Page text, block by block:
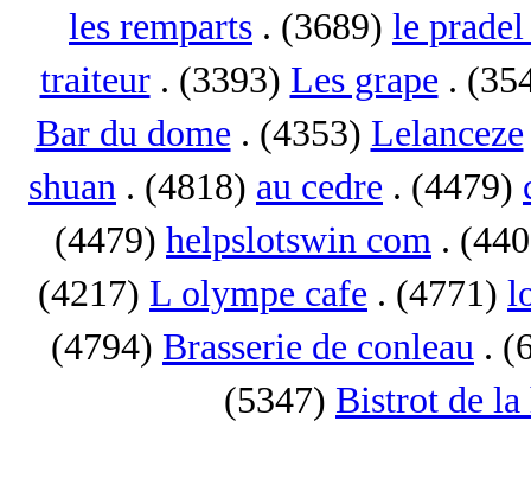
les remparts . (3689) le
traiteur. (3393) Les grape .
Bar du dome . (4353) Lelanceze
shuan . (4818) au cedre . (4479)
(4479) helpslotswin com .
(4217) L olympe cafe . (4771)
(4794) Brasserie de conleau .
(5347) Bistrot de la